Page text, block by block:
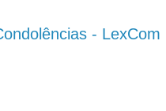
- LexCom